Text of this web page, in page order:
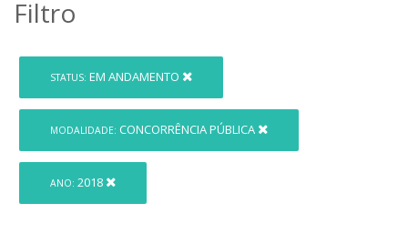
Filtro
STATUS: EM ANDAMENTO
MODALIDADE: CONCORRÊNCIA PÚBLICA
ANO: 2018